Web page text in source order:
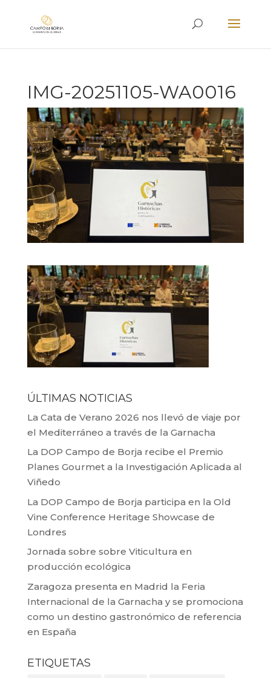
IMG-20251105-WA0016
ÚLTIMAS NOTICIAS
La Cata de Verano 2026 nos llevó de viaje por
el Mediterráneo a través de la Garnacha
La DOP Campo de Borja recibe el Premio
Planes Gourmet a la Investigación Aplicada al
Viñedo
La DOP Campo de Borja participa en la Old
Vine Conference Heritage Showcase de
Londres
Jornada sobre sobre Viticultura en
producción ecológica
Zaragoza presenta en Madrid la Feria
Internacional de la Garnacha y se promociona
como un destino gastronómico de referencia
en España
ETIQUETAS